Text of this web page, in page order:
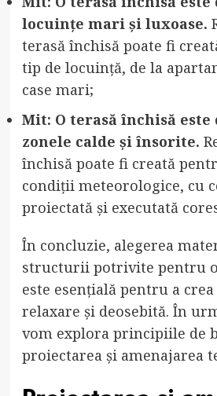
locuințe mari și luxoase.
terasă închisă poate fi
tip de locuință, de la
case mari;
Mit: O terasă închisă
zonele calde și însorite.
închisă poate fi creată
condiții meteorologice, cu
proiectată și executată
În concluzie, alegerea
structurii potrivite pentru
este esențială pentru a crea
relaxare și deosebită. În
vom explora principiile de
proiectarea și amenajarea